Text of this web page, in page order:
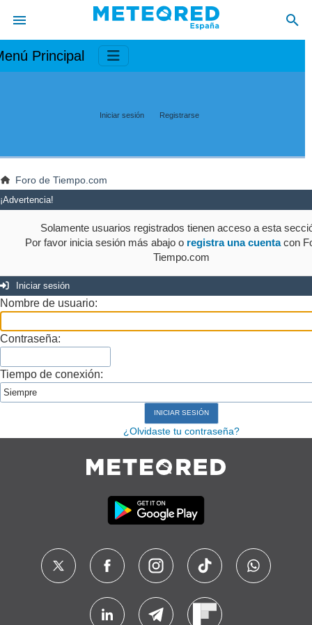
Principal
Iniciar sesión Registrarse
Foro de Tiempo.com
¡Advertencia!
Solamente usuarios registrados tienen acceso a esta
Por favor inicia sesión más abajo o registra una cuentacon
Tiempo.com
Iniciar sesión
Nombre de usuario:
Contraseña:
Tiempo de conexión:
¿Olvidaste tu contraseña?